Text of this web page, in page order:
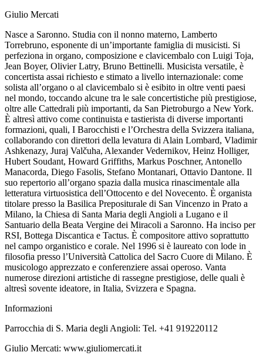
Giulio Mercati
Nasce a Saronno. Studia con il nonno materno, Lamberto
Torrebruno, esponente di un’importante famiglia di musicisti. Si
perfeziona in organo, composizione e clavicembalo con Luigi Toja,
Jean Boyer, Olivier Latry, Bruno Bettinelli. Musicista versatile, è
concertista assai richiesto e stimato a livello internazionale: come
solista all’organo o al clavicembalo si è esibito in oltre venti paesi
nel mondo, toccando alcune tra le sale concertistiche più prestigiose,
oltre alle Cattedrali più importanti, da San Pietroburgo a New York.
È altresì attivo come continuista e tastierista di diverse importanti
formazioni, quali, I Barocchisti e l’Orchestra della Svizzera italiana,
collaborando con direttori della levatura di Alain Lombard, Vladimir
Ashkenazy, Juraj Valčuha, Alexander Vedernikov, Heinz Holliger,
Hubert Soudant, Howard Griffiths, Markus Poschner, Antonello
Manacorda, Diego Fasolis, Stefano Montanari, Ottavio Dantone. Il
suo repertorio all’organo spazia dalla musica rinascimentale alla
letteratura virtuosistica dell’Ottocento e del Novecento. È organista
titolare presso la Basilica Prepositurale di San Vincenzo in Prato a
Milano, la Chiesa di Santa Maria degli Angioli a Lugano e il
Santuario della Beata Vergine dei Miracoli a Saronno. Ha inciso per
RSI, Bottega Discantica e Tactus. È compositore attivo soprattutto
nel campo organistico e corale. Nel 1996 si è laureato con lode in
filosofia presso l’Università Cattolica del Sacro Cuore di Milano. È
musicologo apprezzato e conferenziere assai operoso. Vanta
numerose direzioni artistiche di rassegne prestigiose, delle quali è
altresì sovente ideatore, in Italia, Svizzera e Spagna.
Informazioni
Parrocchia di S. Maria degli Angioli: Tel. +41 919220112
Giulio Mercati: www.giuliomercati.it